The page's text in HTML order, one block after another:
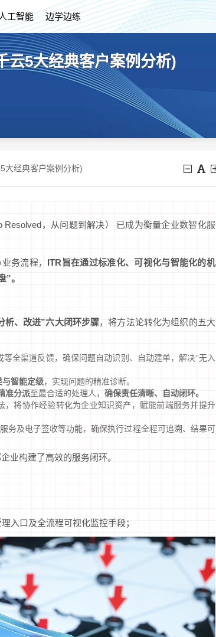
工智能 边学边练
云5大经典客户案例分析)
大经典客户案例分析)
Resolved，从问题到解决） 已成为衡量企业数智化服
务流程， ITR旨在通过标准化、可视化与智能化的机
。
析、改进”六大闭环步骤，将方法论转化为组织的五大
全渠道反馈，确保问题自动识别、自动建单，解决“无入
与智能定级，实现问题的精准诊断。
准分派至最合适的处理人， 确保责任清晰、自动闭环。
，将协作经验转化为企业知识资产，赋能前端服务并提升
务及电子签收等功能，确保执行过程全程可追溯、结果可
业构建了高效的服务闭环。
入口及全流程可视化监控手段；